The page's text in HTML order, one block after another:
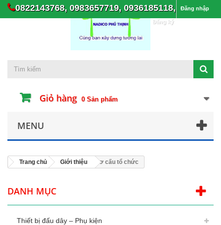
0822143768, 0983657719, 0936185118, Đăng nhập
Đăng ký
Giỏ hàng 0 Sản phẩm
MENU
Trang chủ Giới thiệu Cơ cấu tổ chức
DANH MỤC
Thiết bị đấu dây – Phụ kiện